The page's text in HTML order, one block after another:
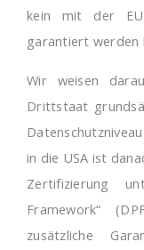
kein mit der EU
garantiert werden
Wir weisen
Drittstaat
in die USA ist
Zertifizierung
Framework“
zusätzliche